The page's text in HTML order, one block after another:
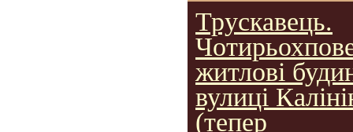
Трускавець.
житлові
вулиці
(тепер